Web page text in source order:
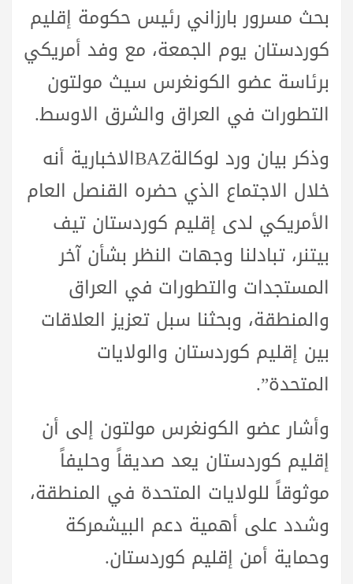
بحث مسرور بارزاني رئيس حكومة إقليم
كوردستان يوم الجمعة، مع وفد أمريكي
برئاسة عضو الكونغرس سيث مولتون
التطورات في العراق والشرق الاوسط.
وذكر بيان ورد لوكالةBAZالاخبارية أنه
خلال الاجتماع الذي حضره القنصل العام
الأمريكي لدى إقليم كوردستان تيف
بيتنر، تبادلنا وجهات النظر بشأن آخر
المستجدات والتطورات في العراق
والمنطقة، وبحثنا سبل تعزيز العلاقات
بين إقليم كوردستان والولايات
المتحدة”.
وأشار عضو الكونغرس مولتون إلى أن
إقليم كوردستان يعد صديقاً وحليفاً
موثوقاً للولايات المتحدة في المنطقة،
وشدد على أهمية دعم البيشمركة
وحماية أمن إقليم كوردستان.